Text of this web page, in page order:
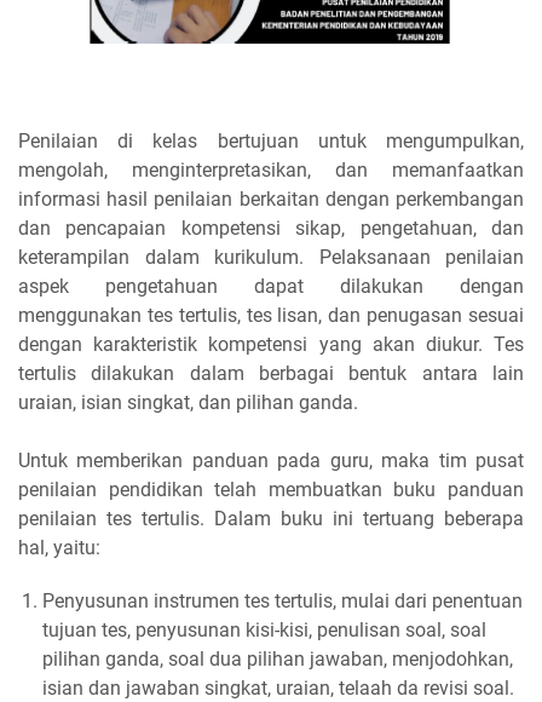
Penilaian di kelas bertujuan untuk mengumpulkan,
mengolah, menginterpretasikan, dan memanfaatkan
informasi hasil penilaian berkaitan dengan perkembangan
dan pencapaian kompetensi sikap, pengetahuan, dan
keterampilan dalam kurikulum. Pelaksanaan penilaian
aspek pengetahuan dapat dilakukan dengan
menggunakan tes tertulis, tes lisan, dan penugasan sesuai
dengan karakteristik kompetensi yang akan diukur. Tes
tertulis dilakukan dalam berbagai bentuk antara lain
uraian, isian singkat, dan pilihan ganda.
Untuk memberikan panduan pada guru, maka tim pusat
penilaian pendidikan telah membuatkan buku panduan
penilaian tes tertulis. Dalam buku ini tertuang beberapa
hal, yaitu:
Penyusunan instrumen tes tertulis, mulai dari penentuan
tujuan tes, penyusunan kisi-kisi, penulisan soal, soal
pilihan ganda, soal dua pilihan jawaban, menjodohkan,
isian dan jawaban singkat, uraian, telaah da revisi soal.